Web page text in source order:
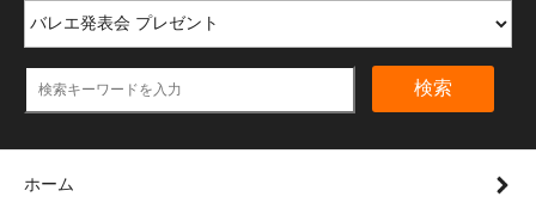
検索
ホーム